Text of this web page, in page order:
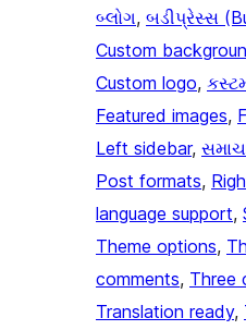
બ્લોગ, બડીપ્રેસ્સ
Custom
Custom logo,
Featured images,
Left sidebar,
Post formats,
language support,
Theme options,
comments, Three
Translation ready,